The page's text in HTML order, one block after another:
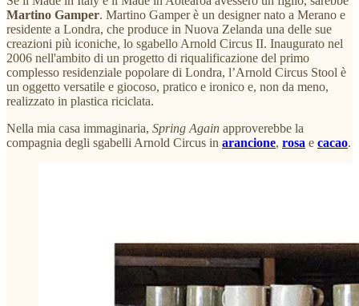
Martino Gamper. Martino Gamper è un designer nato a Merano e
residente a Londra, che produce in Nuova Zelanda una delle sue
creazioni più iconiche, lo sgabello Arnold Circus II. Inaugurato nel
2006 nell'ambito di un progetto di riqualificazione del primo
complesso residenziale popolare di Londra, l’Arnold Circus Stool è
un oggetto versatile e giocoso, pratico e ironico e, non da meno,
realizzato in plastica riciclata.
Nella mia casa immaginaria, Spring Again approverebbe la
compagnia degli sgabelli Arnold Circus in arancione, rosa e cacao.